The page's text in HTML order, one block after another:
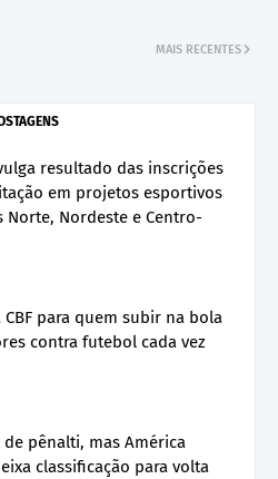
MAIS RECENTES
resultado das inscrições
em projetos esportivos
Norte, Nordeste e Centro-
CBF para quem subir na bola
contra futebol cada vez
de pênalti, mas América
classificação para volta